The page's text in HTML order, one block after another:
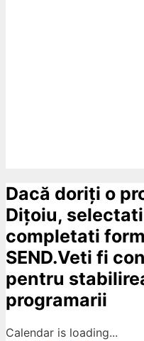
Dacă doriți o
Dițoiu,
completati
SEND.Veti fi
pentru
programarii
Calendar is loading...